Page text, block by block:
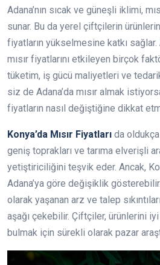
Adana’nın sıcak ve güneşli iklimi,
sunar. Bu da yerel çiftçilerin
fiyatların yükselmesine katkı
mısır fiyatlarını etkileyen birçok
tüketim, iş gücü maliyetleri ve
siz de Adana’da mısır almak
fiyatların nasıl değiştiğine dikkat
Konya’da Mısır Fiyatları da oldukça
geniş toprakları ve tarıma elverişli
yetiştiriciliğini teşvik eder. Ancak,
Adana’ya göre değişiklik
olarak yaşanan arz ve talep
aşağı çekebilir. Çiftçiler, ürünlerini
bulmak için sürekli olarak pazar